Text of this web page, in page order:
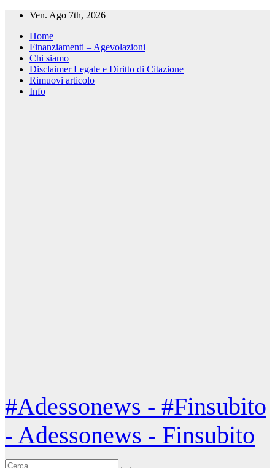
Salta
contenuto
Ven. Ago 7th, 2026
Home
Finanziamenti – Agevolazioni
Chi siamo
Disclaimer Legale e Diritto di Citazione
Rimuovi articolo
Info
#Adessonews - #Finsubito
- Adessonews - Finsubito